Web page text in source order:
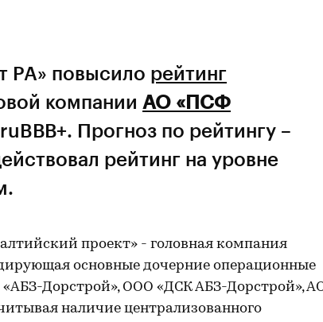
РА» повысило рейтинг
компании АО «ПСФ
Прогноз по рейтингу –
рейтинг на уровне
проект» - головная компания
основные дочерние операционные
Дорстрой», ООО «ДСК АБЗ-Дорстрой»,
наличие централизованного